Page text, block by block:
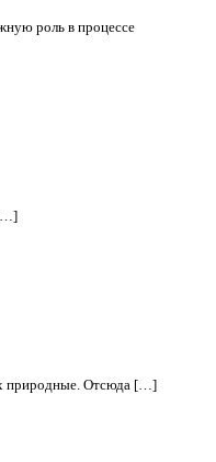
роль в процессе
[…]
природные. Отсюда […]